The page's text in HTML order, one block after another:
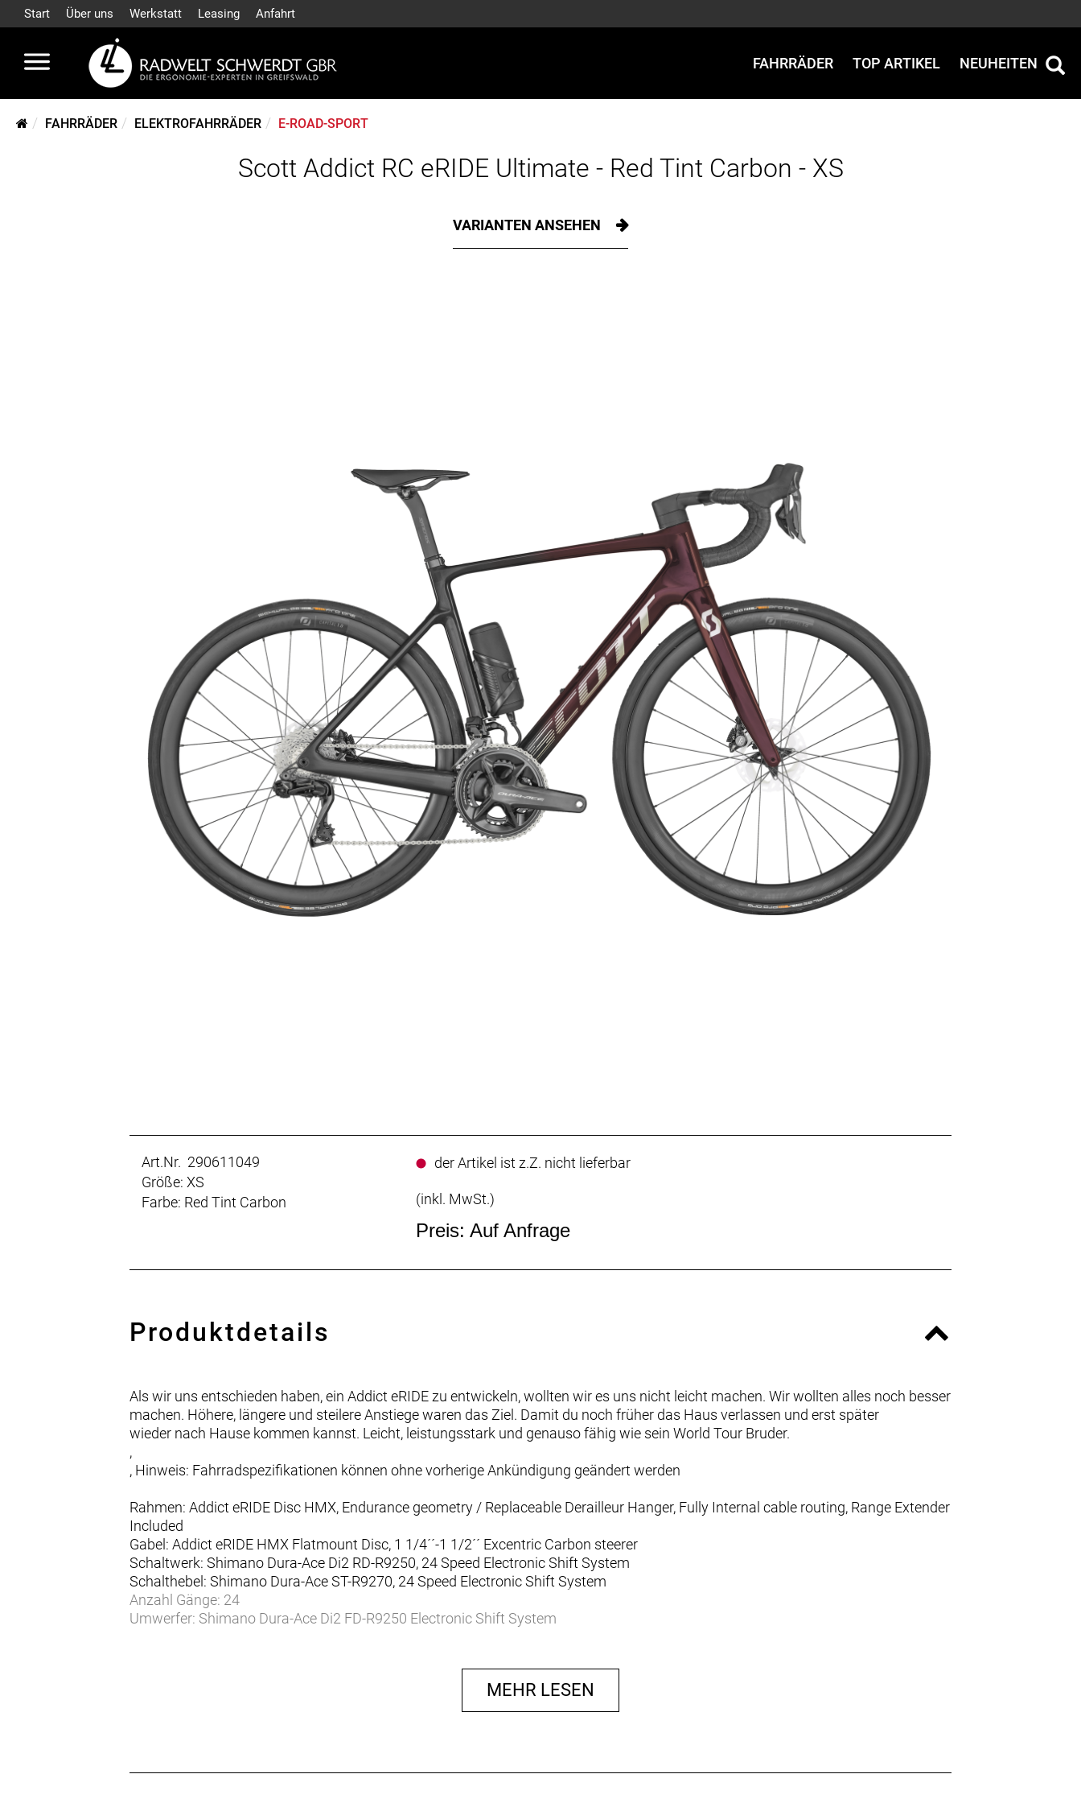
Start Über uns Werkstatt Leasing Anfahrt
FAHRRÄDER TOP ARTIKEL NEUHEITEN
FAHRRÄDER ELEKTROFAHRRÄDER E-ROAD-SPORT
Scott Addict RC eRIDE Ultimate - Red Tint Carbon - XS
VARIANTEN ANSEHEN
Art.Nr. 290611049
Größe: XS
Farbe: Red Tint Carbon
der Artikel ist z.Z. nicht lieferbar
(inkl. MwSt.)
Preis: Auf Anfrage
Produktdetails
Als wir uns entschieden haben, ein Addict eRIDE zu entwickeln, wollten wir es uns nicht leicht machen. Wir wollten alles noch besser
machen. Höhere, längere und steilere Anstiege waren das Ziel. Damit du noch früher das Haus verlassen und erst später
wieder nach Hause kommen kannst. Leicht, leistungsstark und genauso fähig wie sein World Tour Bruder.
,
, Hinweis: Fahrradspezifikationen können ohne vorherige Ankündigung geändert werden
Rahmen: Addict eRIDE Disc HMX, Endurance geometry / Replaceable Derailleur Hanger, Fully Internal cable routing, Range Extender
Included
Gabel: Addict eRIDE HMX Flatmount Disc, 1 1/4´´-1 1/2´´ Excentric Carbon steerer
Schaltwerk: Shimano Dura-Ace Di2 RD-R9250, 24 Speed Electronic Shift System
Schalthebel: Shimano Dura-Ace ST-R9270, 24 Speed Electronic Shift System
Anzahl Gänge: 24
Umwerfer: Shimano Dura-Ace Di2 FD-R9250 Electronic Shift System
Kurbelsatz: Shimano Dura-Ace FC-R9200, Hollowtech II 50x34T
MEHR LESEN